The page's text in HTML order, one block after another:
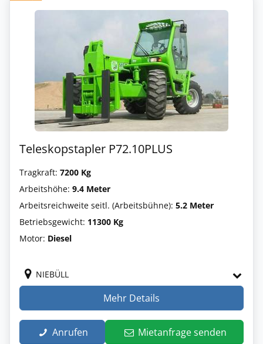
Teleskopstapler P72.10PLUS
Tragkraft: 7200 Kg
Arbeitshöhe: 9.4 Meter
Arbeitsreichweite seitl. (Arbeitsbühne): 5.2 Meter
Betriebsgewicht: 11300 Kg
Motor: Diesel
NIEBÜLL
Mehr Details
Anrufen Mietanfrage senden